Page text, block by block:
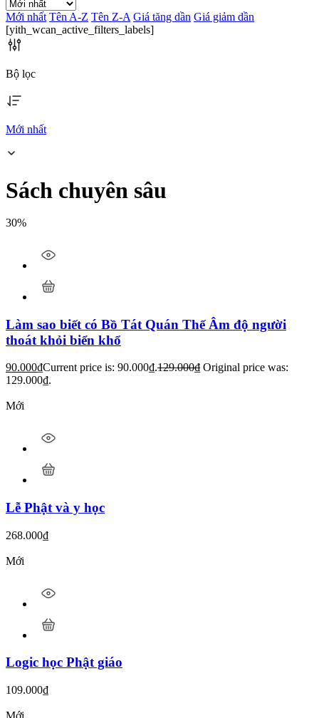
Mới nhất Tên A-Z Tên Z-A Giá tăng dần Giá giảm dần
[yith_wcan_active_filters_labels]
Bộ lọc
Mới nhất
Sách chuyên sâu
30%
Làm sao biết có Bồ Tát Quán Thế Âm độ người
thoát khỏi biển khổ
90.000₫Current price is: 90.000₫.129.000₫ Original price was:
129.000₫.
Mới
Lễ Phật và y học
268.000₫
Mới
Logic học Phật giáo
109.000₫